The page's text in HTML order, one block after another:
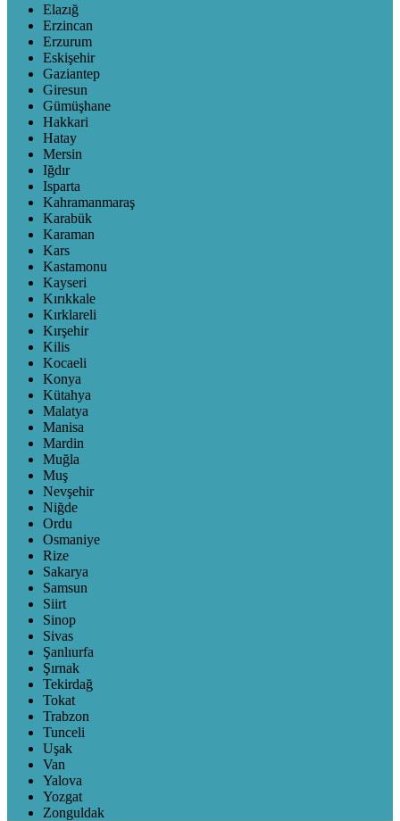
Elazığ
Erzincan
Erzurum
Eskişehir
Gaziantep
Giresun
Gümüşhane
Hakkari
Hatay
Mersin
Iğdır
Isparta
Kahramanmaraş
Karabük
Karaman
Kars
Kastamonu
Kayseri
Kırıkkale
Kırklareli
Kırşehir
Kilis
Kocaeli
Konya
Kütahya
Malatya
Manisa
Mardin
Muğla
Muş
Nevşehir
Niğde
Ordu
Osmaniye
Rize
Sakarya
Samsun
Siirt
Sinop
Sivas
Şanlıurfa
Şırnak
Tekirdağ
Tokat
Trabzon
Tunceli
Uşak
Van
Yalova
Yozgat
Zonguldak